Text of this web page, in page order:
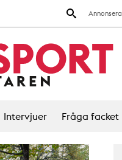
Annonsera
Intervjuer Fråga facket